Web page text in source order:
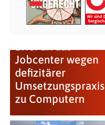
Jobcenter wegen
defizitärer
Umsetzungspraxis
zu Computern